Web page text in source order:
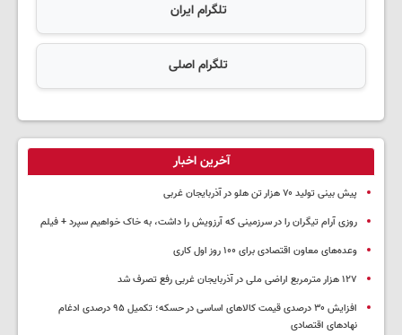
تلگرام ایران
تلگرام اصلی
آخرین اخبار
پیش بینی تولید ۷۰ هزار تن هلو در آذربایجان غربی
روزی آرام تیگران را در سرزمینی که آرزویش را داشت، به خاک خواهیم سپرد + فیلم
وعده‌های معاون اقتصادی برای ۱۰۰ روز اول کاری
۱۲۷ هزار مترمربع اراضی ملی در آذربایجان غربی رفع تصرف شد
افزایش ۳۰ درصدی قیمت کالاهای اساسی در حسکه؛ تکمیل ۹۵ درصدی ادغام
نهادهای اقتصادی